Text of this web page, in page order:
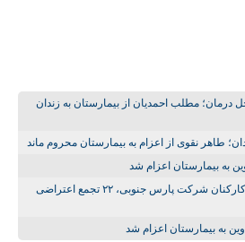
درمان؛ مطلب احمدیان از بیمارستان به زندان
طاهر نقوی از اعزام به بیمارستان محروم ماند
به بیمارستان اعزام شد
همزمان با تجمع و تحصن کارکنان شرکت پارس جنوبی، ۲۲ تجمع اعتراضی
به بیمارستان اعزام شد